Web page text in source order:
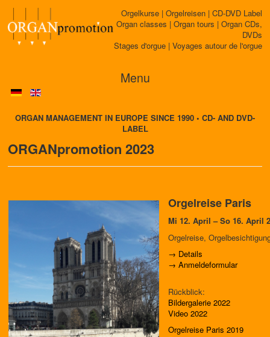
Orgelkurse | Orgelreisen | CD-DVD Label
Organ classes | Organ tours | Organ CDs,
DVDs
Stages d'orgue | Voyages autour de l'orgue
Menu
ORGAN MANAGEMENT IN EUROPE SINCE 1990 • CD- AND DVD-
LABEL
ORGANpromotion 2023
Orgelreise Paris
Mi 12. April – So 16. April
Orgelreise,
→ Details
→ Anmeldeformular
Rückblick:
Bildergalerie 2022
Video 2022
Orgelreise Paris 2019